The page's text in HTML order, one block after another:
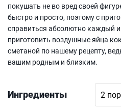
покушать не во вред своей
быстро и просто, поэтому с
справиться абсолютно каждый
приготовить воздушные яйца
сметаной по нашему рецепту,
вашим родным и близким.
Ингредиенты